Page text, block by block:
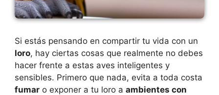
Si estás pensando en compartir tu vida con un
loro, hay ciertas cosas que realmente no debes
hacer frente a estas aves inteligentes y
sensibles. Primero que nada, evita a toda costa
fumar o exponer a tu loro a ambientes con